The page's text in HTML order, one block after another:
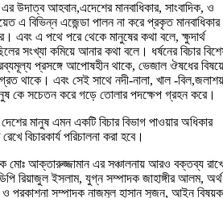
উদাত্ব আহবান,এদেশের মানবাধিকার, সাংবাদিক, ও
এ বিভিন্ন এজেন্ডা পালন না করে প্রকৃত মানবাধিকার
এবং এ পথে পরে থেকে মানুষের কথা বলে, ক্ষুদার্থ
সংখ্যা কমিয়ে আনার কথা বলে। ধর্ষনের বিচার
প্রসঙ্গে আপোষহীন থাকে, ভেজাল ঔষধের বিষয়ে
থাকে। এবং সেই সাথে নদী-নালা, খাল -
কে সচেতন করে গড়ে তোলার পদক্ষেপ গ্রহন করে।
মানুষ এমন একটি বিচার বিভাগ পাওয়ার অধিকার
বিচারকার্য পরিচালনা করা হবে।
মোঃ আক্তারুজ্জামান এর সঞ্চালনায় আরও বক্তব্য
রিয়াজুল ইসলাম, যুগ্ন সম্পাদক জাহাঙ্গীর আলম, অর্থ
প্রকাশনা সম্পাদক নাজমুল হাসান সুজন, আইন বিষয়ক